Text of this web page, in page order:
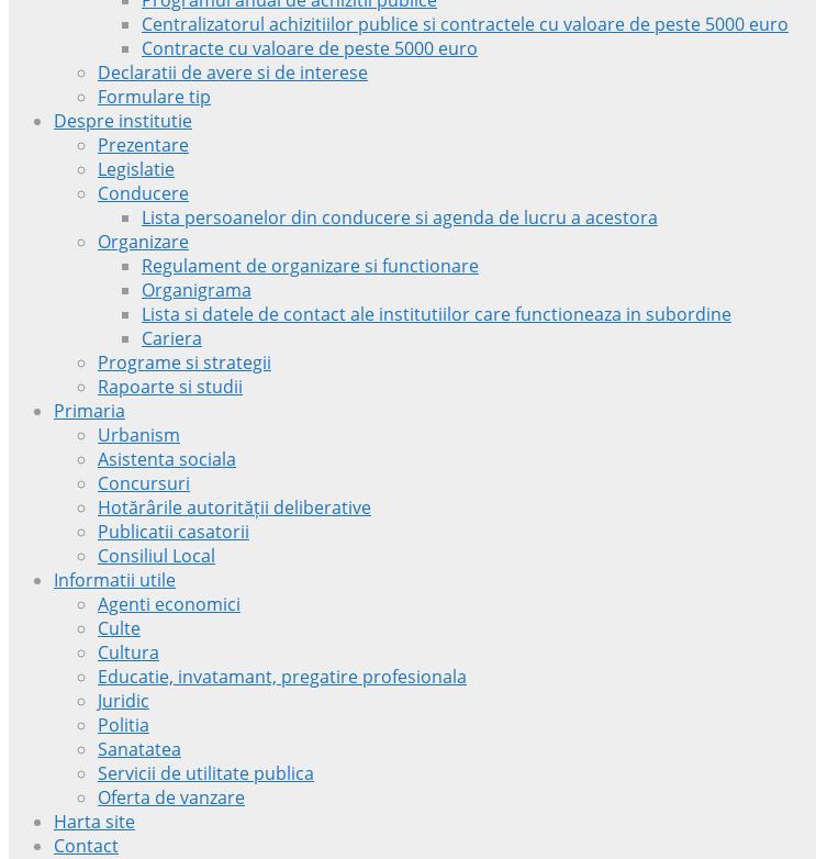
Centralizatorul achizitiilor publice si contractele cu valoare de peste 5000 euro
Contracte cu valoare de peste 5000 euro
Declaratii de avere si de interese
Formulare tip
Despre institutie
Prezentare
Legislatie
Conducere
Lista persoanelor din conducere si agenda de lucru a acestora
Organizare
Regulament de organizare si functionare
Organigrama
Lista si datele de contact ale institutiilor care functioneaza in subordine
Cariera
Programe si strategii
Rapoarte si studii
Primaria
Urbanism
Asistenta sociala
Concursuri
Hotărârile autorității deliberative
Publicatii casatorii
Consiliul Local
Informatii utile
Agenti economici
Culte
Cultura
Educatie, invatamant, pregatire profesionala
Juridic
Politia
Sanatatea
Servicii de utilitate publica
Oferta de vanzare
Harta site
Contact